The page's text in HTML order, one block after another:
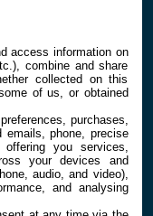
access information on
combine and share
collected on this
of us, or obtained
purchases,
emails, phone, precise
you services,
your devices and
audio, and video),
and analysing